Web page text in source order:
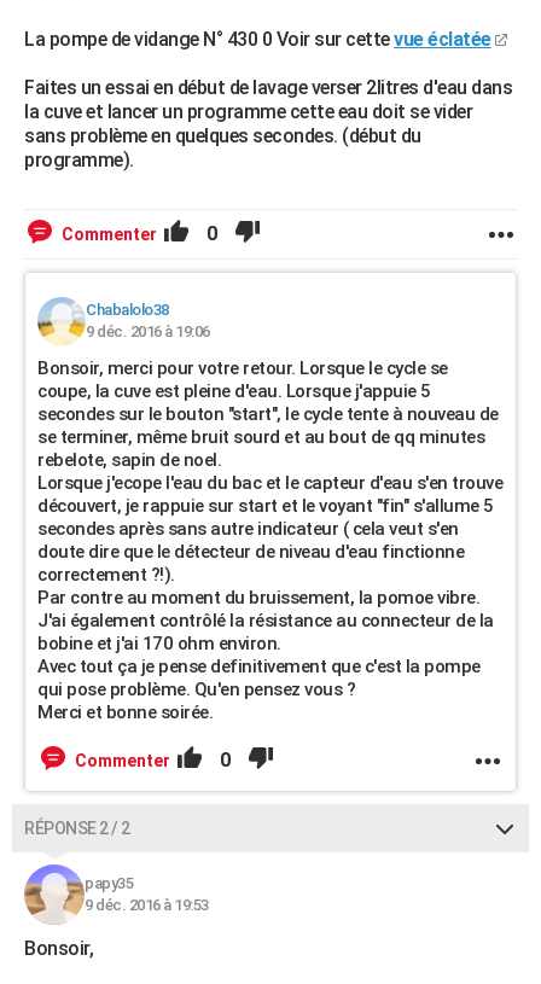
La pompe de vidange N° 430 0 Voir sur cettevue éclatée
Faites un essai en début de lavage verser 2litres d'eau dans
la cuve et lancer un programme cette eau doit se vider
sans problème en quelques secondes. (début du
programme).
Commenter 0
Chabalolo38
9 déc. 2016 à 19:06
Bonsoir, merci pour votre retour. Lorsque le cycle se
coupe, la cuve est pleine d'eau. Lorsque j'appuie 5
secondes sur le bouton "start", le cycle tente à nouveau de
se terminer, même bruit sourd et au bout de qq minutes
rebelote, sapin de noel.
Lorsque j'ecope l'eau du bac et le capteur d'eau s'en trouve
découvert, je rappuie sur start et le voyant "fin" s'allume 5
secondes après sans autre indicateur ( cela veut s'en
doute dire que le détecteur de niveau d'eau finctionne
correctement ?!).
Par contre au moment du bruissement, la pomoe vibre.
J'ai également contrôlé la résistance au connecteur de la
bobine et j'ai 170 ohm environ.
Avec tout ça je pense definitivement que c'est la pompe
qui pose problème. Qu'en pensez vous ?
Merci et bonne soirée.
Commenter 0
RÉPONSE 2 / 2
papy35
9 déc. 2016 à 19:53
Bonsoir,